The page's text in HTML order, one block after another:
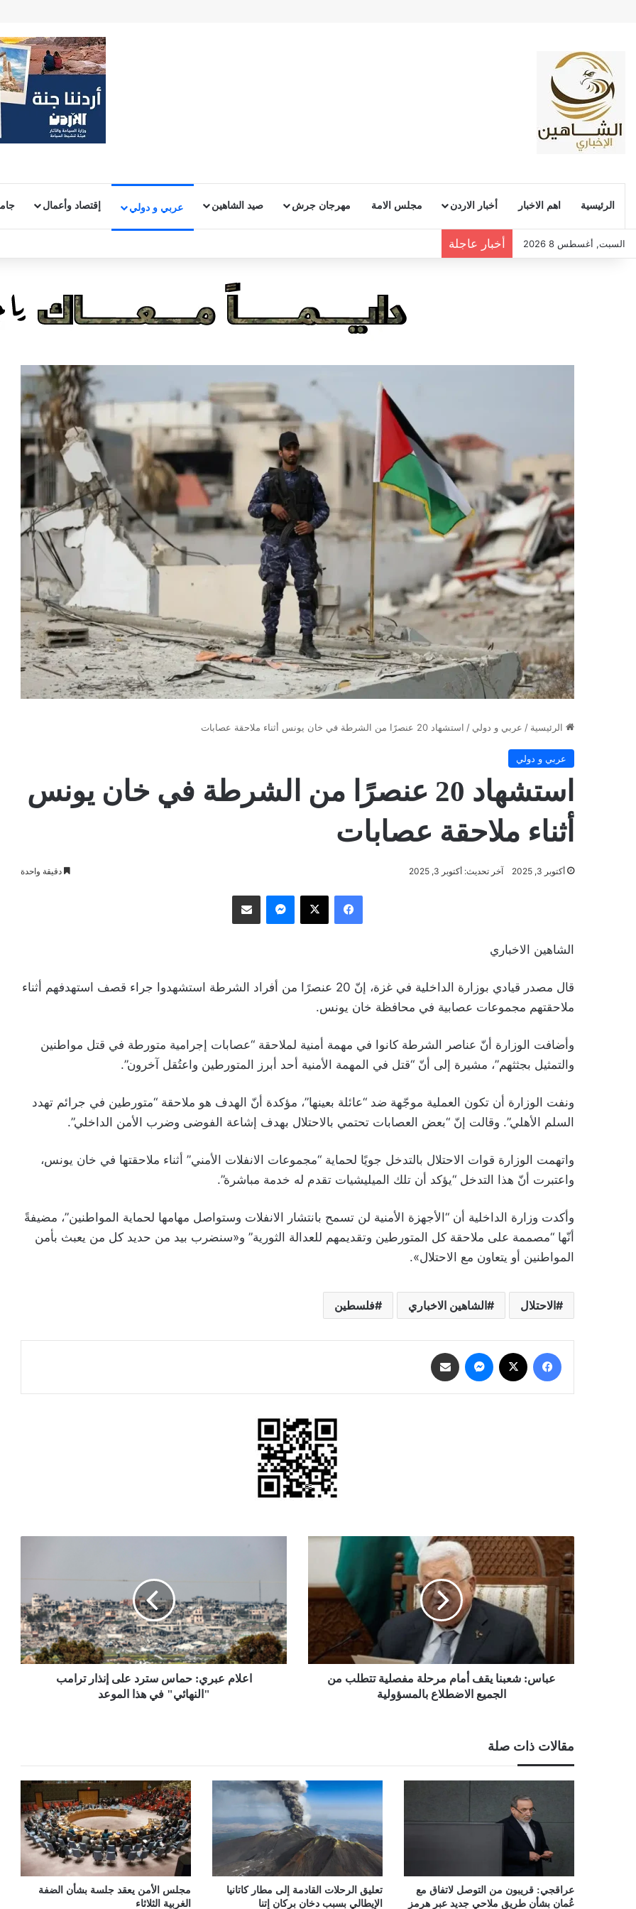
الرئيسية اهم الاخبار أخبار الاردن مجلس الامة مهرجان جرش صيد الشاهين عربي و دولي إقتصاد وأعمال
السبت, أغسطس 8 2026 أخبار عاجلة
الرئيسية / عربي و دولي / استشهاد 20 عنصرًا من الشرطة في خان يونس أثناء ملاحقة عصابات
عربي و دولي
استشهاد 20 عنصرًا من الشرطة في خان يونس
أثناء ملاحقة عصابات
أكتوبر 3, 2025 آخر تحديث: أكتوبر 3, 2025 دقيقة واحدة
فيسبوك ‫X ماسنجر مشاركة عبر البريد
الشاهين الاخباري
قال مصدر قيادي بوزارة الداخلية في غزة، إنّ 20 عنصرًا من أفراد الشرطة استشهدوا جراء قصف استهدفهم أثناء
ملاحقتهم مجموعات عصابية في محافظة خان يونس.
وأضافت الوزارة أنّ عناصر الشرطة كانوا في مهمة أمنية لملاحقة “عصابات إجرامية متورطة في قتل مواطنين
والتمثيل بجثثهم”، مشيرة إلى أنّ “قتل في المهمة الأمنية أحد أبرز المتورطين واعتُقل آخرون”.
ونفت الوزارة أن تكون العملية موجّهة ضد “عائلة بعينها”، مؤكدة أنّ الهدف هو ملاحقة “متورطين في جرائم تهدد
السلم الأهلي”. وقالت إنّ “بعض العصابات تحتمي بالاحتلال بهدف إشاعة الفوضى وضرب الأمن الداخلي”.
واتهمت الوزارة قوات الاحتلال بالتدخل جويًا لحماية “مجموعات الانفلات الأمني” أثناء ملاحقتها في خان يونس،
واعتبرت أنّ هذا التدخل “يؤكد أن تلك الميليشيات تقدم له خدمة مباشرة”.
وأكدت وزارة الداخلية أن “الأجهزة الأمنية لن تسمح بانتشار الانفلات وستواصل مهامها لحماية المواطنين”، مضيفةً
أنّها “مصممة على ملاحقة كل المتورطين وتقديمهم للعدالة الثورية” و«سنضرب بيد من حديد كل من يعبث بأمن
المواطنين أو يتعاون مع الاحتلال».
الاحتلال الشاهين الاخباري فلسطين
فيسبوك ماسنجر
عباس:
شعبنا
يقف
أمام
مرحلة
مفصلية
الجميع
الاضطلاععباس: شعبنا يقف أمام مرحلة مفصلية تتطلب من
الجميع الاضطلاع بالمسؤولية
على
إنذار
ترامب
"النهائي"
في
اعلام عبري: حماس سترد على إنذار ترامب
"النهائي" في هذا الموعد
مقالات ذات صلة
عراقجي: قريبون من التوصل لاتفاق مع
عُمان بشأن طريق ملاحي جديد عبر هرمز
تعليق الرحلات القادمة إلى مطار كاتانيا
الإيطالي بسبب دخان بركان إتنا
مجلس الأمن يعقد جلسة بشأن الضفة
الغربية الثلاثاء